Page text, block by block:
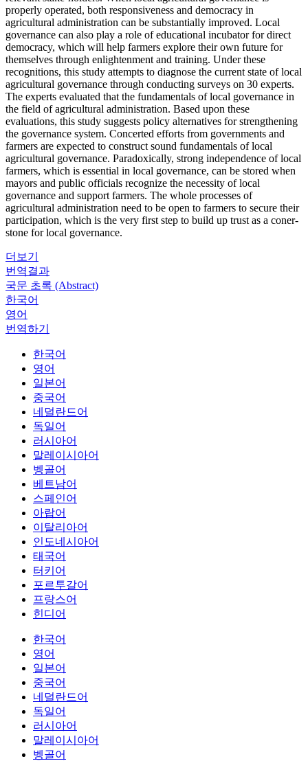
properly operated, both responsiveness and democracy in
agricultural administration can be substantially improved. Local
governance can also play a role of educational incubator for direct
democracy, which will help farmers explore their own future for
themselves through enlightenment and training. Under these
recognitions, this study attempts to diagnose the current state of local
agricultural governance through conducting surveys on 30 experts.
The experts evaluated that the fundamentals of local governance in
the field of agricultural administration. Based upon these
evaluations, this study suggests policy alternatives for strengthening
the governance system. Concerted efforts from governments and
farmers are expected to construct sound fundamentals of local
agricultural governance. Paradoxically, strong independence of local
farmers, which is essential in local governance, can be stored when
mayors and public officials recognize the necessity of local
governance and support farmers. The whole processes of
agricultural administration need to be open to farmers to secure their
participation, which is the very first step to build up trust as a coner-
stone for local governance.
더보기
번역결과
국문 초록 (Abstract)
한국어
영어
번역하기
한국어
영어
일본어
중국어
네덜란드어
독일어
러시아어
말레이시아어
벵골어
베트남어
스페인어
아랍어
이탈리아어
인도네시아어
태국어
터키어
포르투갈어
프랑스어
힌디어
한국어
영어
일본어
중국어
네덜란드어
독일어
러시아어
말레이시아어
벵골어